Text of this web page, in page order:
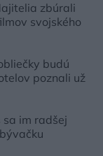
zbúrali
svojského
budú
poznali už
sa im radšej